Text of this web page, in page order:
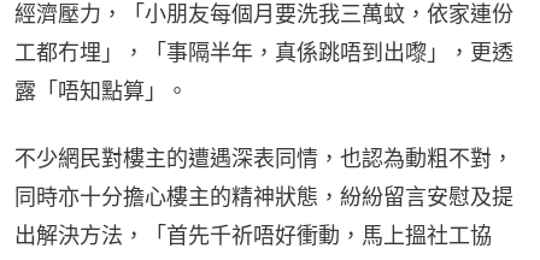
經濟壓力，「小朋友每個月要洗我三萬蚊，依家連份
工都冇埋」，「事隔半年，真係跳唔到出嚟」，更透
露「唔知點算」。
不少網民對樓主的遭遇深表同情，也認為動粗不對，
同時亦十分擔心樓主的精神狀態，紛紛留言安慰及提
出解決方法，「首先千祈唔好衝動，馬上搵社工協